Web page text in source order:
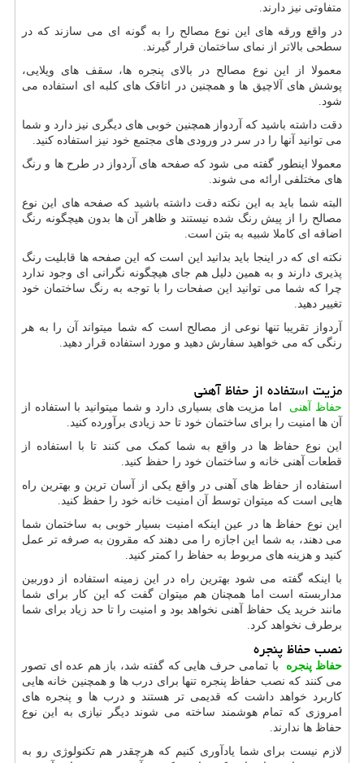
متفاوتی نیز دارند.
در واقع ورقه های این نوع مصالح را به گونه ای می سازند که در
سطحی بالاتر از نمای ساختمان قرار گیرند.
معمولا از این نوع مصالح در بالای پنجره ها، سقف های ویلایی،
پوشش های آلاچیق ها و همچنین در اتاقک های کلبه ای استفاده می
شود.
دقت داشته باشید که آردواز همچنین خوبی های دیگری نیز دارد و شما
می توانید آنها را در سر در ورودی های مجتمع خود نیز استفاده کنید.
معمولا اینطور گفته می شود که صفحه های آردواز در طرح ها و رنگ
های مختلفی ارائه می شوند.
البته شما باید به این نکته دقت داشته باشید که صفحه های این نوع
مصالح را از پیش رنگ شده نیستند و ظاهر آن ها بدون هیچگونه رنگ
اضافه ای کاملا شبیه به بتن است.
نکته ای که در اینجا باید بدانید این است که این صفحه ها قابلیت رنگ
پذیری دارند و به همین دلیل هم جای هیچگونه نگرانی ای وجود ندارد
چرا که شما می توانید این صفحات را با توجه به رنگ ساختمان خود
تغییر دهید.
آردواز تقریبا تنها نوعی از مصالح است که شما میتواند آن را به هر
رنگی که می خواهید سفارش دهید و مورد استفاده قرار دهید.
مزیت استفاده از حفاظ آهنی
حفاظ آهنی اما مزیت های بسیاری دارد و شما میتوانید با استفاده از
آن ها امنیت را برای ساختمان خود تا حد زیادی برآورده کنید.
این نوع حفاظ ها در واقع به شما کمک می کنند تا با استفاده از
قطعات آهنی خانه و ساختمان خود را حفظ کنید.
استفاده از حفاظ های آهنی در واقع یکی از آسان ترین و بهترین راه
هایی است که میتوان توسط آن امنیت خانه خود را حفظ کنید.
این نوع حفاظ ها در عین اینکه امنیت بسیار خوبی به ساختمان شما
می دهند، به شما این اجازه را می دهند که مقرون به صرفه تر عمل
کنید و هزینه های مربوط به حفاظ را کمتر کنید.
با اینکه گفته می شود بهترین راه در این زمینه استفاده از دوربین
مداربسته است اما همچنان هم میتوان گفت که این کار برای شما
مانند خرید یک حفاظ آهنی نخواهد بود و امنیت را تا حد زیاد برای شما
برطرف نخواهد کرد.
نصب حفاظ پنجره
حفاظ پنجره با تمامی حرف هایی که گفته شد، باز هم عده ای تصور
می کنند که نصب حفاظ پنجره تنها برای درب ها و همچنین خانه هایی
کاربرد خواهد داشت که قدیمی تر هستند و درب ها و پنجره های
امروزی که تمام هوشمند ساخته می شوند دیگر نیازی به این نوع
حفاظ ها ندارند.
لازم نیست برای شما یادآوری کنیم که هرچقدر هم تکنولوژی رو به